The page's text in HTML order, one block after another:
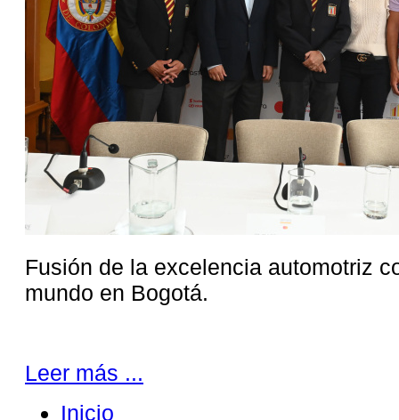
Fusión de la excelencia automotriz
mundo en Bogotá.
Leer más ...
Inicio